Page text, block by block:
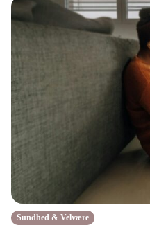
Sundhed & Velvære